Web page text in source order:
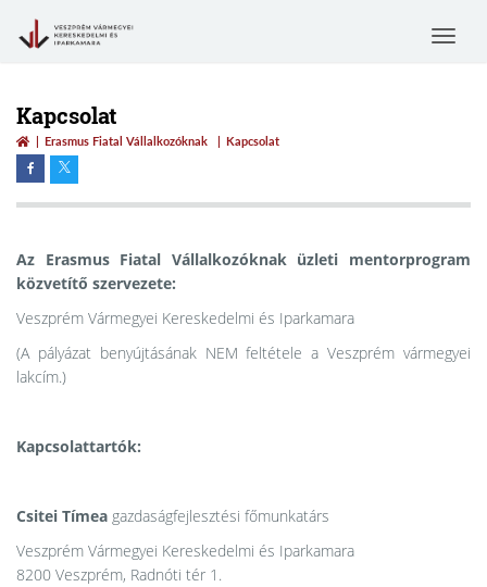
Toggle
Kapcsolat
Erasmus Fiatal Vállalkozóknak Kapcsolat
Az Erasmus Fiatal Vállalkozóknak üzleti mentorprogram
közvetítő szervezete:
Veszprém Vármegyei Kereskedelmi és Iparkamara
(A pályázat benyújtásának NEM feltétele a Veszprém vármegyei
lakcím.)
Kapcsolattartók:
Csitei Tímea gazdaságfejlesztési főmunkatárs
Veszprém Vármegyei Kereskedelmi és Iparkamara
8200 Veszprém, Radnóti tér 1.